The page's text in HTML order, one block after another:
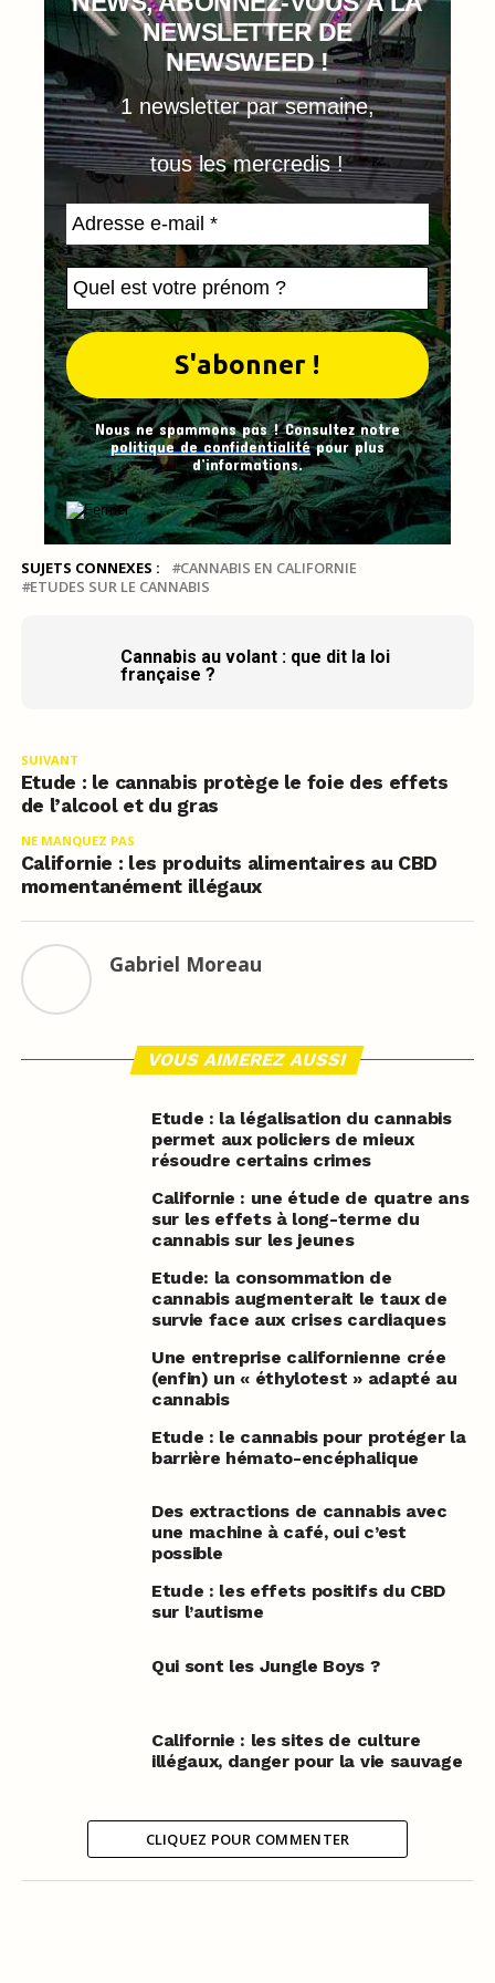
NEWSLETTER DE
NEWSWEED !
1 newsletter par semaine,
tous les mercredis !
Nous ne spammons pas ! Consultez notre
politique de confidentialitépour plus
d’informations.
SUJETS CONNEXES :
CANNABIS EN CALIFORNIE
ETUDES SUR LE CANNABIS
Cannabis au volant : que dit la loi
française ?
SUIVANT
Etude : le cannabis protège le foie des effets
de l’alcool et du gras
NE MANQUEZ PAS
Californie : les produits alimentaires au CBD
momentanément illégaux
Gabriel Moreau
VOUS AIMEREZ AUSSI
Etude : la légalisation du cannabis
permet aux policiers de mieux
résoudre certains crimes
Californie : une étude de quatre ans
sur les effets à long-terme du
cannabis sur les jeunes
Etude: la consommation de
cannabis augmenterait le taux de
survie face aux crises cardiaques
Une entreprise californienne crée
(enfin) un « éthylotest » adapté au
cannabis
Etude : le cannabis pour protéger la
barrière hémato-encéphalique
Des extractions de cannabis avec
une machine à café, oui c’est
possible
Etude : les effets positifs du CBD
sur l’autisme
Qui sont les Jungle Boys ?
Californie : les sites de culture
illégaux, danger pour la vie sauvage
CLIQUEZ POUR COMMENTER